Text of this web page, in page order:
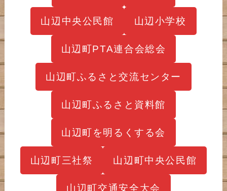
山辺中央公民館 山辺小学校
山辺町PTA連合会総会
山辺町ふるさと交流センター
山辺町ふるさと資料館
山辺町を明るくする会
山辺町三社祭 山辺町中央公民館
山辺町交通安全大会